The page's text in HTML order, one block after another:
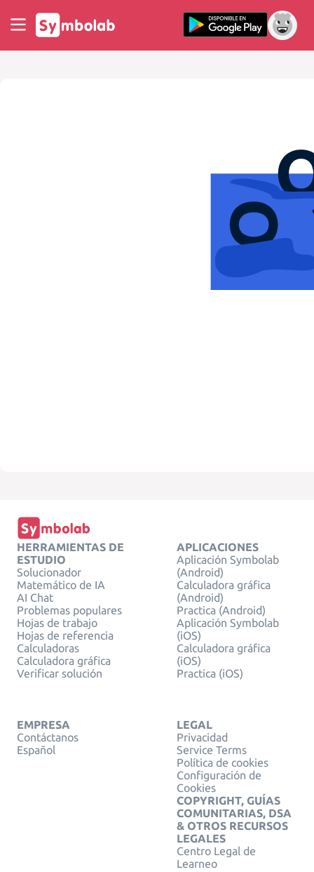
HERRAMIENTAS DE
ESTUDIO
Solucionador
Matemático de IA
AI Chat
Problemas populares
Hojas de trabajo
Hojas de referencia
Calculadoras
Calculadora gráfica
Verificar solución
APLICACIONES
Aplicación Symbolab
(Android)
Calculadora gráfica
(Android)
Practica (Android)
Aplicación Symbolab
(iOS)
Calculadora gráfica
(iOS)
Practica (iOS)
EMPRESA
Contáctanos
Español
LEGAL
Privacidad
Service Terms
Política de cookies
Configuración de
Cookies
COPYRIGHT, GUÍAS
COMUNITARIAS, DSA
& OTROS RECURSOS
LEGALES
Centro Legal de
Learneo